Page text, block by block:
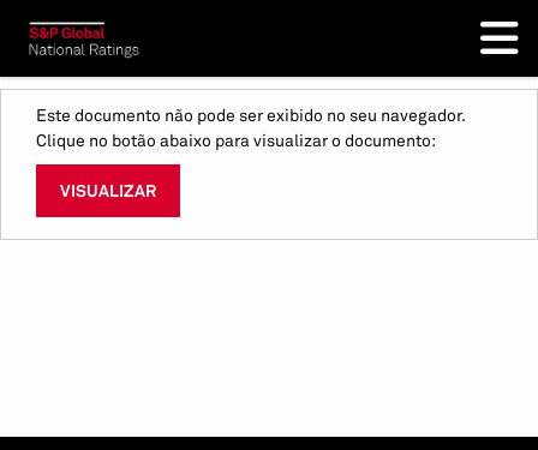
Este documento não pode ser exibido no seu navegador.
Clique no botão abaixo para visualizar o documento:
VISUALIZAR